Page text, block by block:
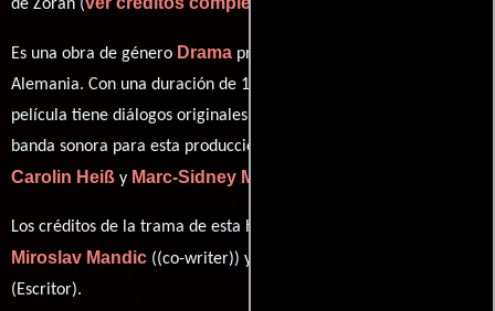
de Zoran (
Es una obra de género Drama producida en Serbia, Ucrania y
Alemania. Con una duración de 1h 33m (93 minutos), esta
película tiene diálogos originales en
banda sonora para esta producción ha sido compuesta por
Carolin Heiß y Marc-Sidney Müller
Los créditos de la trama de esta historia están divididos entre
Miroslav Mandic ((co-writer)) y
(Escritor).